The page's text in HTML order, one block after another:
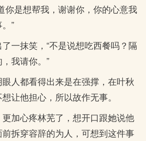
你是想帮我，谢谢你，你的心意我
”
一抹笑，“不是说想吃西餐吗？隔
我请你。”
人都看得出来是在强撑，在叶秋
让他担心，所以故作无事。
加心疼林芜了，想开口跟她说他
拆穿容辞的为人，可想到这件事